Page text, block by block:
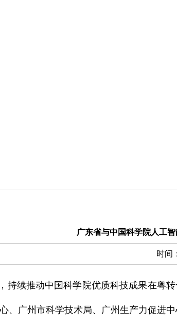
广东省与中国科学院人工
时间
持续推动中国科学院优质科技成果在粤
、广州市科学技术局、广州生产力促进